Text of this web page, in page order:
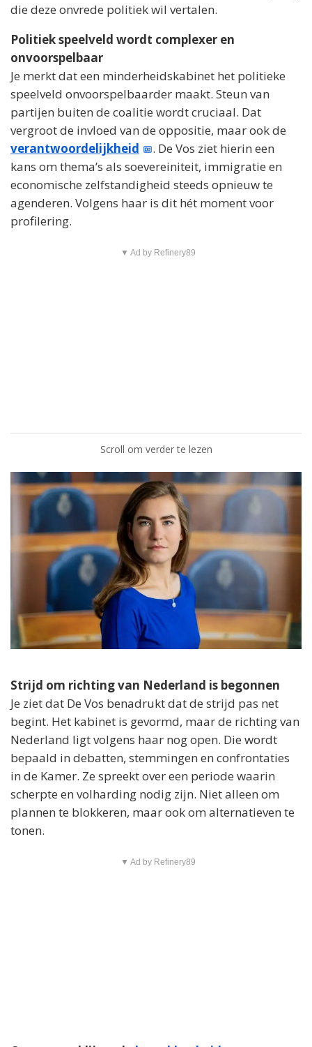
die deze onvrede politiek wil vertalen.
Politiek speelveld wordt complexer en
onvoorspelbaar
Je merkt dat een minderheidskabinet het politieke
speelveld onvoorspelbaarder maakt. Steun van
partijen buiten de coalitie wordt cruciaal. Dat
vergroot de invloed van de oppositie, maar ook de
verantwoordelijkheid
. De Vos ziet hierin een
kans om thema’s als soevereiniteit, immigratie en
economische zelfstandigheid steeds opnieuw te
agenderen. Volgens haar is dit hét moment voor
profilering.
▼ Ad by Refinery89
Scroll om verder te lezen
Strijd om richting van Nederland is begonnen
Je ziet dat De Vos benadrukt dat de strijd pas net
begint. Het kabinet is gevormd, maar de richting van
Nederland ligt volgens haar nog open. Die wordt
bepaald in debatten, stemmingen en confrontaties
in de Kamer. Ze spreekt over een periode waarin
scherpte en volharding nodig zijn. Niet alleen om
plannen te blokkeren, maar ook om alternatieven te
tonen.
▼ Ad by Refinery89